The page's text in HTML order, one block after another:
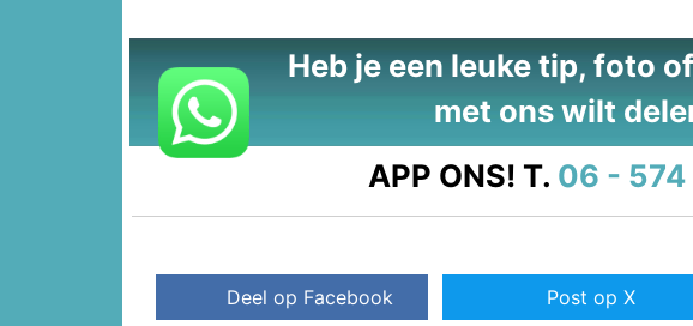
Heb je een leuke tip, foto
met ons wilt
APP ONS! T. 06 - 574
Deel op Facebook Post op X